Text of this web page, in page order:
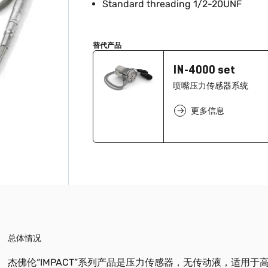
Standard threading 1/2-20UNF
替代产品
IN-4000 set
喷嘴压力传感器系统
更多信息
总体情况
杰佛伦“IMPACT”系列产品是压力传感器，无传动液，适用于